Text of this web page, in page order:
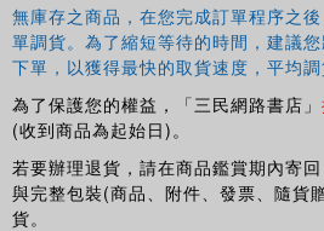
無庫存之商品，在您完成訂單程序之
單調貨。為了縮短等待的時間，建議
下單，以獲得最快的取貨速度，平均調
為了保護您的權益，「三民網路書店」
(收到商品為起始日)。
若要辦理退貨，請在商品鑑賞期內寄
與完整包裝(商品、附件、發票、隨貨
貨。